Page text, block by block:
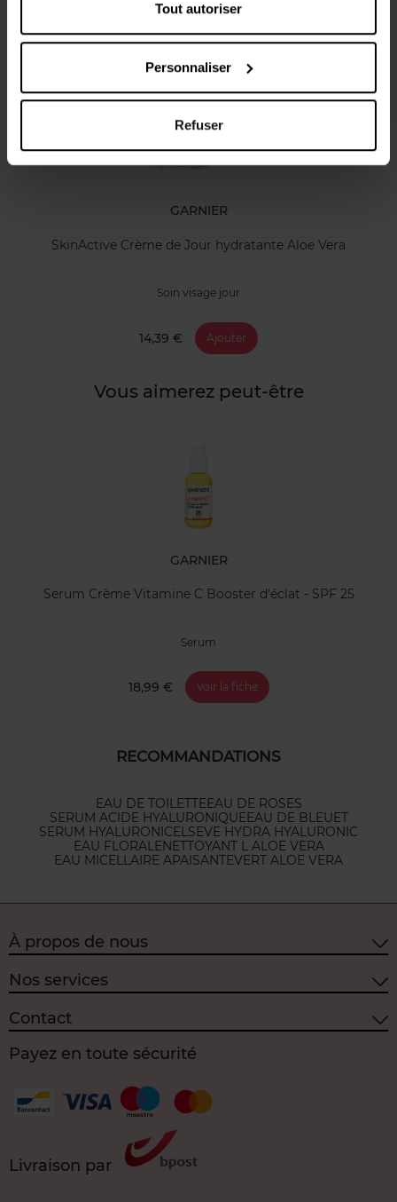
Tout autoriser
Personnaliser
Refuser
La routine
GARNIER
SkinActive Crème de Jour hydratante Aloe Vera
Soin visage jour
14,39 € Ajouter
Vous aimerez peut-être
GARNIER
Serum Crème Vitamine C Booster d'éclat - SPF 25
Serum
18,99 € Voir la fiche
RECOMMANDATIONS
EAU DE TOILETTEEAU DE ROSES
SERUM ACIDE HYALURONIQUEEAU DE BLEUET
SERUM HYALURONICELSEVE HYDRA HYALURONIC
EAU FLORALENETTOYANT L ALOE VERA
EAU MICELLAIRE APAISANTEVERT ALOE VERA
À propos de nous
Nos services
Contact
Payez en toute sécurité
Livraison par